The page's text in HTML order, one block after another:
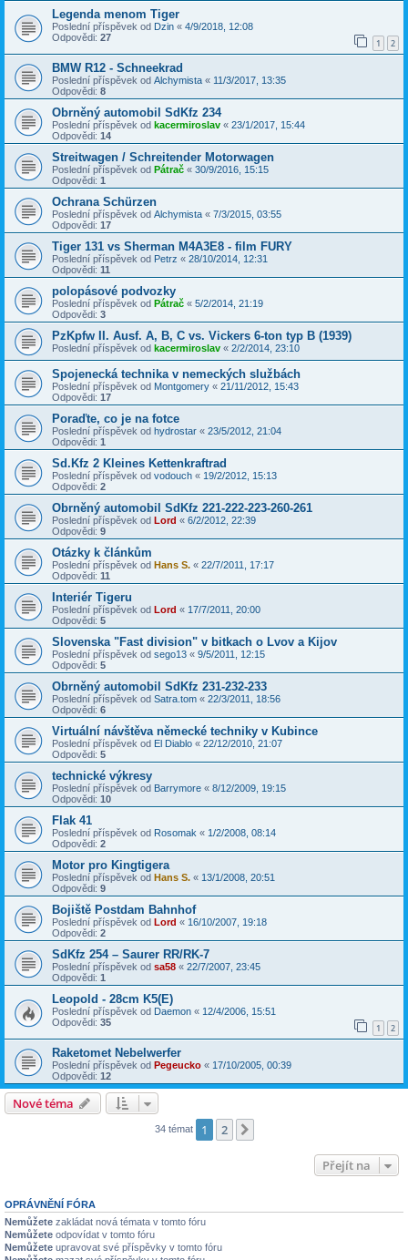
Legenda menom Tiger
Poslední příspěvek od Dzin « 4/9/2018, 12:08
Odpovědi: 27 1 2
BMW R12 - Schneekrad
Poslední příspěvek od Alchymista « 11/3/2017, 13:35
Odpovědi: 8
Obrněný automobil SdKfz 234
Poslední příspěvek od kacermiroslav « 23/1/2017, 15:44
Odpovědi: 14
Streitwagen / Schreitender Motorwagen
Poslední příspěvek od Pátrač « 30/9/2016, 15:15
Odpovědi: 1
Ochrana Schürzen
Poslední příspěvek od Alchymista « 7/3/2015, 03:55
Odpovědi: 17
Tiger 131 vs Sherman M4A3E8 - film FURY
Poslední příspěvek od Petrz « 28/10/2014, 12:31
Odpovědi: 11
polopásové podvozky
Poslední příspěvek od Pátrač « 5/2/2014, 21:19
Odpovědi: 3
PzKpfw II. Ausf. A, B, C vs. Vickers 6-ton typ B (1939)
Poslední příspěvek od kacermiroslav « 2/2/2014, 23:10
Spojenecká technika v nemeckých službách
Poslední příspěvek od Montgomery « 21/11/2012, 15:43
Odpovědi: 17
Poraďte, co je na fotce
Poslední příspěvek od hydrostar « 23/5/2012, 21:04
Odpovědi: 1
Sd.Kfz 2 Kleines Kettenkraftrad
Poslední příspěvek od vodouch « 19/2/2012, 15:13
Odpovědi: 2
Obrněný automobil SdKfz 221-222-223-260-261
Poslední příspěvek od Lord « 6/2/2012, 22:39
Odpovědi: 9
Otázky k článkům
Poslední příspěvek od Hans S. « 22/7/2011, 17:17
Odpovědi: 11
Interiér Tigeru
Poslední příspěvek od Lord « 17/7/2011, 20:00
Odpovědi: 5
Slovenska "Fast division" v bitkach o Lvov a Kijov
Poslední příspěvek od sego13 « 9/5/2011, 12:15
Odpovědi: 5
Obrněný automobil SdKfz 231-232-233
Poslední příspěvek od Satra.tom « 22/3/2011, 18:56
Odpovědi: 6
Virtuální návštěva německé techniky v Kubince
Poslední příspěvek od El Diablo « 22/12/2010, 21:07
Odpovědi: 5
technické výkresy
Poslední příspěvek od Barrymore « 8/12/2009, 19:15
Odpovědi: 10
Flak 41
Poslední příspěvek od Rosomak « 1/2/2008, 08:14
Odpovědi: 2
Motor pro Kingtigera
Poslední příspěvek od Hans S. « 13/1/2008, 20:51
Odpovědi: 9
Bojiště Postdam Bahnhof
Poslední příspěvek od Lord « 16/10/2007, 19:18
Odpovědi: 2
SdKfz 254 – Saurer RR/RK-7
Poslední příspěvek od sa58 « 22/7/2007, 23:45
Odpovědi: 1
Leopold - 28cm K5(E)
Poslední příspěvek od Daemon « 12/4/2006, 15:51
Odpovědi: 35 1 2
Raketomet Nebelwerfer
Poslední příspěvek od Pegeucko « 17/10/2005, 00:39
Odpovědi: 12
Nové téma
34 témat 1 2
Přejít na
OPRÁVNĚNÍ FÓRA
Nemůžete zakládat nová témata v tomto fóru
Nemůžete odpovídat v tomto fóru
Nemůžete upravovat své příspěvky v tomto fóru